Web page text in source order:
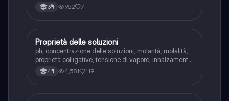
3ªl 952 7
Chimica
Proprietà delle soluzioni
ph, concentrazione delle soluzioni, molarità, molalità,
proprietà colligative, tensione di vapore, innalzamento
ebulloscopico e abbassamento crioscopico, osmosi e
pressione osmotica e solubilità
4ªl 4,581 119